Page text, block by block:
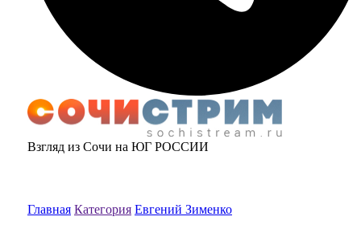
Взгляд из Сочи на ЮГ РОССИИ
Главная Категория Евгений Зименко